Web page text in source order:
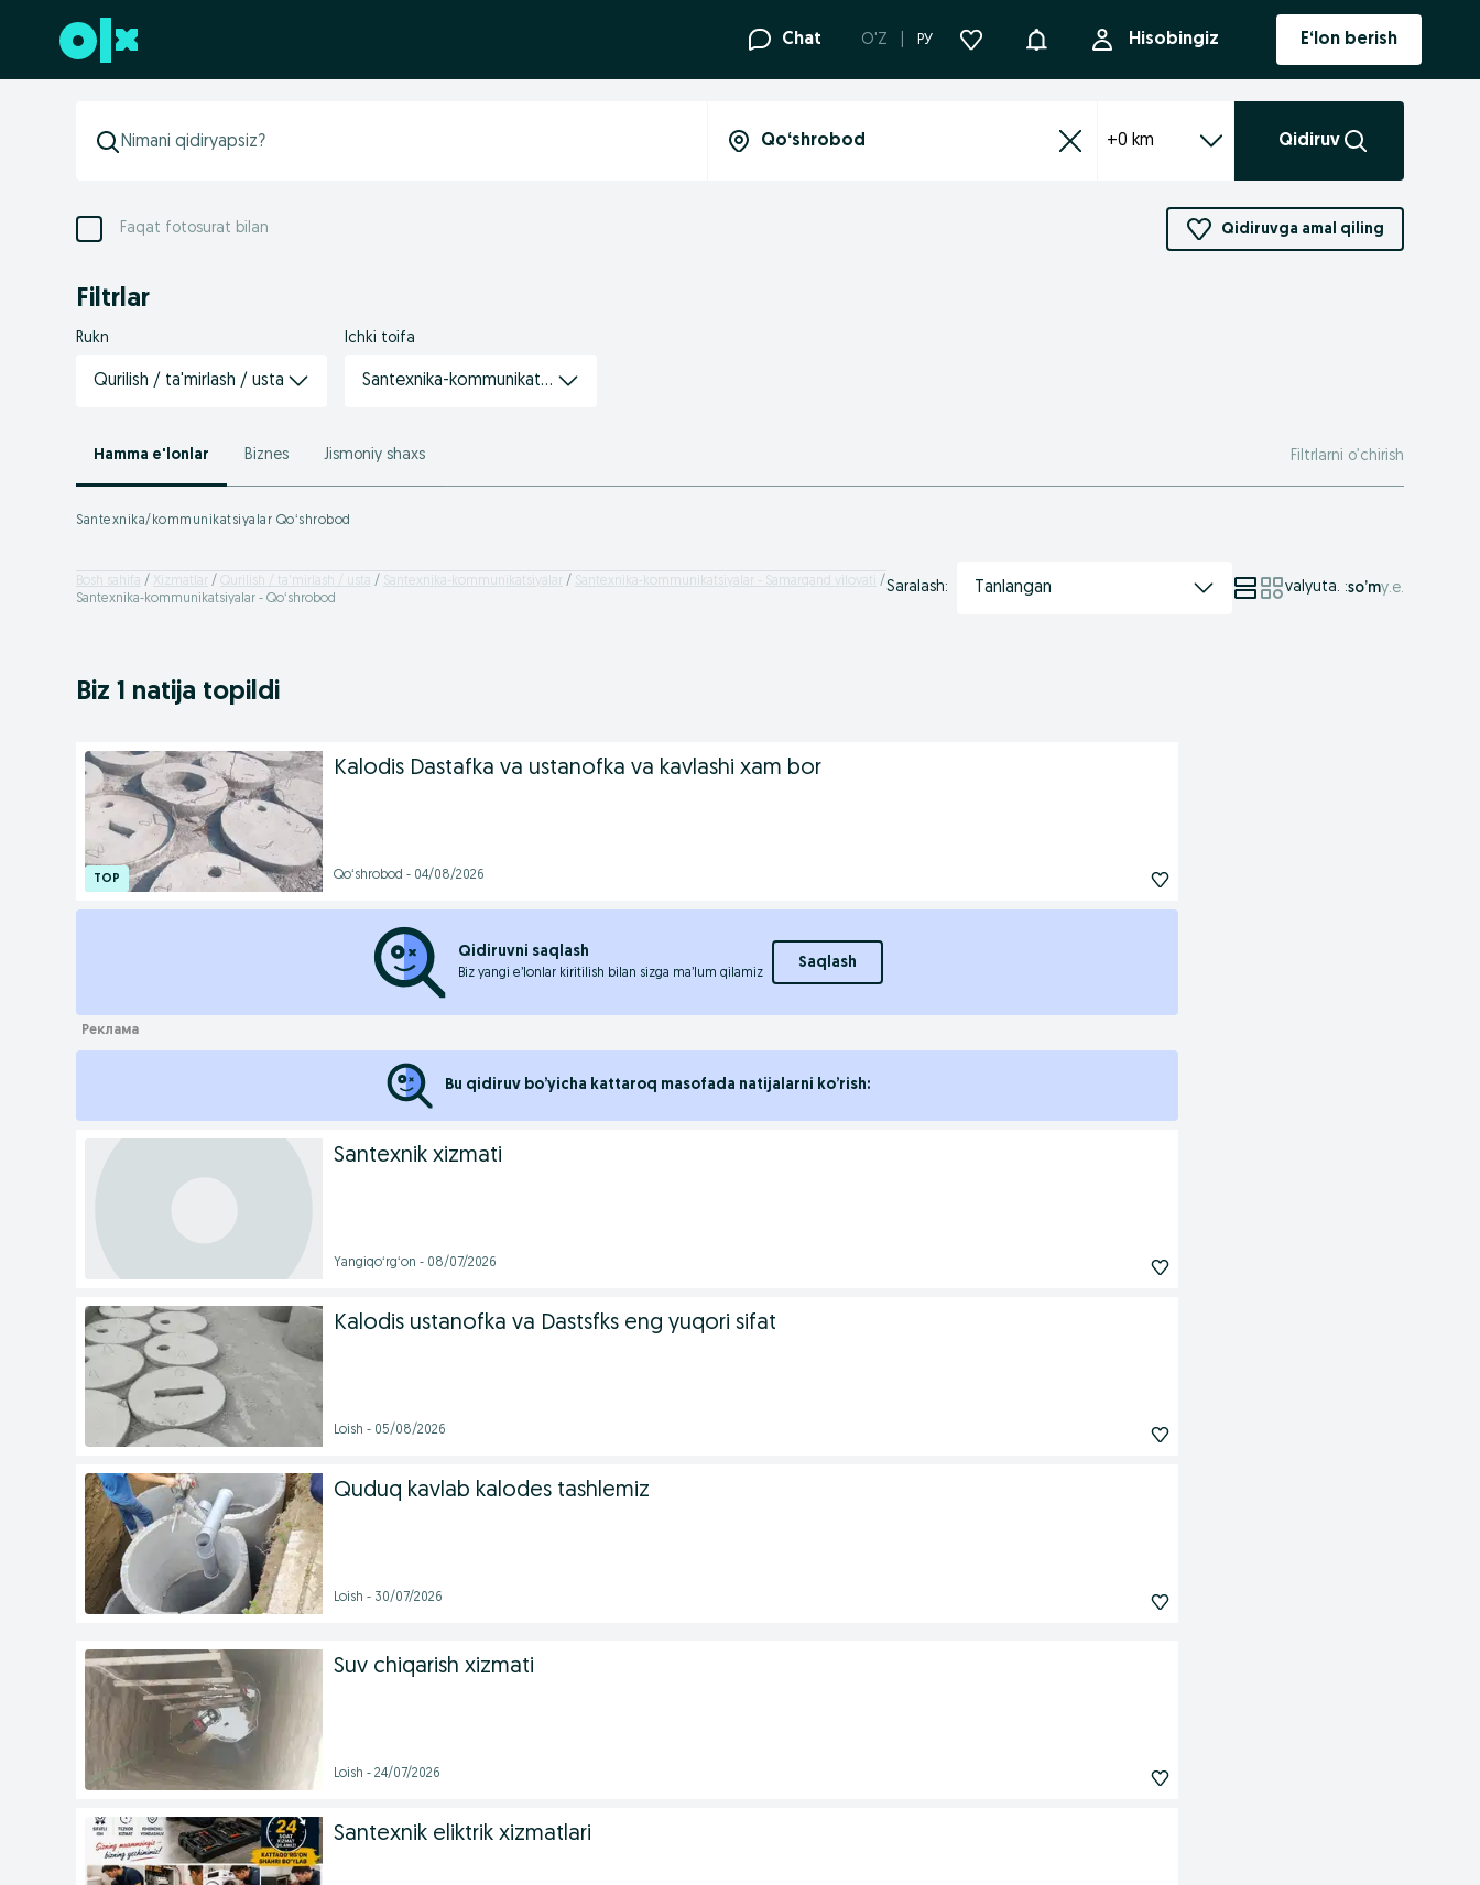
Futerga oʻtish Chat O'Z РУ Bildirishnoma Hisobingiz E‘lon berish
+0 km Qidiruv
Faqat fotosurat bilan Qidiruvga amal qiling
Filtrlar
Rukn
Qurilish / ta'mirlash / usta
Ichki toifa
Santexnika-kommunikatsiyalar
Hamma e'lonlar Biznes Jismoniy shaxs Filtrlarni o’chirish
Santexnika/kommunikatsiyalar Qoʻshrobod
Bosh sahifa Xizmatlar Qurilish / ta'mirlash / usta Santexnika-kommunikatsiyalar
Santexnika-kommunikatsiyalar - Samarqand viloyati
Santexnika-kommunikatsiyalar - Qoʻshrobod
Saralash: Tanlangan valyuta. :so’mу.е.
Biz 1 natija topildi
Kalodis Dastafka va ustanofka va kavlashi xam bor
Qoʻshrobod - 04/08/2026
Qidiruvni saqlash
Biz yangi e’lonlar kiritilish bilan sizga ma’lum qilamiz
Saqlash
Bu qidiruv bo’yicha kattaroq masofada natijalarni ko’rish:
Santexnik xizmati
Yangiqoʻrgʻon - 08/07/2026
Kalodis ustanofka va Dastsfks eng yuqori sifat
Loish - 05/08/2026
Quduq kavlab kalodes tashlemiz
Loish - 30/07/2026
Suv chiqarish xizmati
Loish - 24/07/2026
Santexnik eliktrik xizmatlari